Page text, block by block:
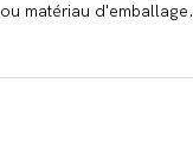
matériau d'emballage.